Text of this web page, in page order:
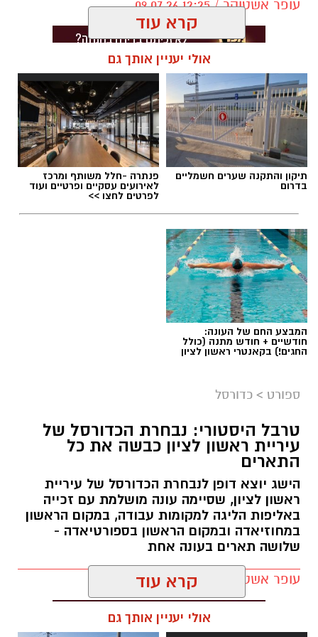
עופר אשטוקר / 12:25 09.07.26
תגים:מכבי ראשון לציון, אור קורלניוס
אור קורנליוס חתם במכבי ראשון לציון
מכבי ראשון לציון ממשיכה לבנות את הסגל לעונת
2026/27 והודיעה היום (חמישי) על החתמתו של אור
קורנליוס.
קורנליוס (29, 1.99 מ') גדל במחלקת הנוער של
המועדון וחוזר ללבוש את המדים הכתומים לאחר
מספר עונות בליגת העל, בהן צבר ניסיון במדי
הפועל באר שבע, עירוני נס ציונה, הפועל
קרא עוד
אולי יעניין אותך גם
תיקון והתקנה שערים חשמליים
בדרום
פנתרה -חלל משותף ומרכז
לאירועים עסקיים ופרטיים ועוד
לפרטים לחצו >>
המבצע החם של העונה:
חודשיים + חודש מתנה (כולל
החגים!) בקאנטרי ראשון לציון
ספורט > כדורסל
טרבל היסטורי: נבחרת הכדורסל של
עיריית ראשון לציון כבשה את כל
התארים
הישג יוצא דופן לנבחרת הכדורסל של עיריית
ראשון לציון, שסיימה עונה מושלמת עם זכייה
באליפות הליגה למקומות עבודה, במקום הראשון
במחוזיאדה ובמקום הראשון בספורטיאדה -
שלושה תארים בעונה אחת
עופר אשטוקר / 17:56 30.06.26 קרא עוד
אולי יעניין אותך גם